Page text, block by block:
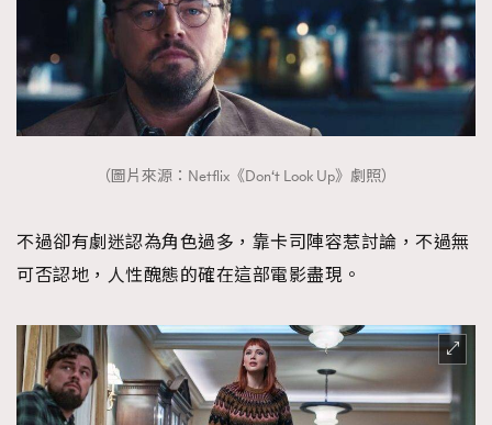
（圖片來源：Netflix《Don‘t Look Up》劇照）
不過卻有劇迷認為角色過多，靠卡司陣容惹討論，不過無
可否認地，人性醜態的確在這部電影盡現。